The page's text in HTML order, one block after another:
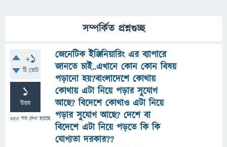
সম্পর্কিত প্রশ্নগুচ্ছ
+1
টি ভোট
1
উত্তর
355 বার দেখা হয়েছে
জেনেটিক ইঞ্জিনিয়ারিং এর ব্যাপারে
জানতে চাই..এখানে কোন কোন বিষয়
পড়ানো হয়?বাংলাদেশে কোথায়
কোথায় এটা নিয়ে পড়ার সুযোগ
আছে? বিদেশে কোথাও এটা নিয়ে
পড়ার সুযোগ আছে? দেশে বা
বিদেশে এটা নিয়ে পড়তে কি কি
যোগ্যতা দরকার??